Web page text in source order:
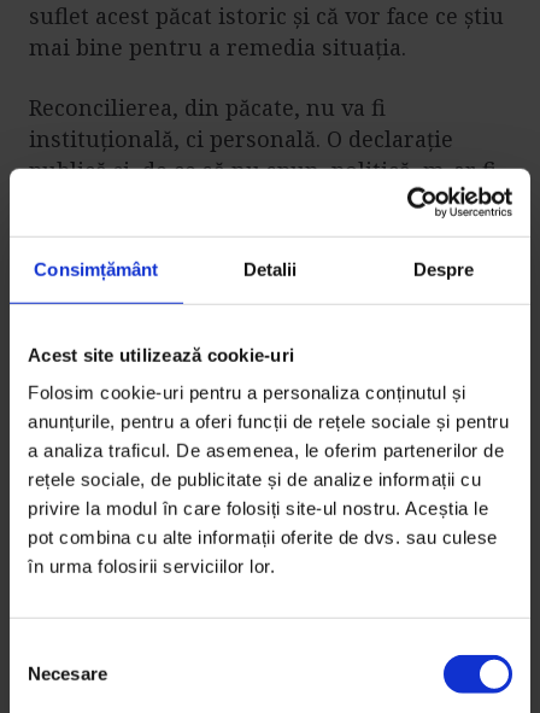
Consimțământ Detalii Despre
Acest site utilizează cookie-uri
Folosim cookie-uri pentru a personaliza conținutul și
anunțurile, pentru a oferi funcții de rețele sociale și pentru
a analiza traficul. De asemenea, le oferim partenerilor de
rețele sociale, de publicitate și de analize informații cu
privire la modul în care folosiți site-ul nostru. Aceștia le
pot combina cu alte informații oferite de dvs. sau culese
în urma folosirii serviciilor lor.
Necesare
suflet acest păcat istoric și că vor face ce știu
mai bine pentru a remedia situația.
Reconcilierea, din păcate, nu va fi
instituțională, ci personală. O declarație
publică și, de ce să nu spun, politică, m-ar fi
mulțumit în 2016. Acum cred că, pentru ca
ea să conteze, fiecare dintre noi ar trebui să
treacă printr-un proces lăuntric. Și, poate,
atunci când va fi un număr semnificativ de
internalizează, considerându-l nedrept, cine
știe, poate și instituția va fi pregătită pentru
o reconciliere istorică.
reprezintă azi în România. „Țigăniile” – a se
citi: locurile în care autoritățile locale nu